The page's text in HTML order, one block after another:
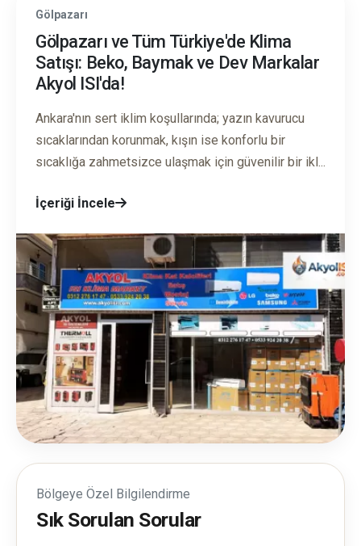
Gölpazarı
Gölpazarı ve Tüm Türkiye'de Klima
Satışı: Beko, Baymak ve Dev Markalar
Akyol ISI'da!
Ankara'nın sert iklim koşullarında; yazın kavurucu
sıcaklarından korunmak, kışın ise konforlu bir
sıcaklığa zahmetsizce ulaşmak için güvenilir bir ikl...
İçeriği İncele
Bölgeye Özel Bilgilendirme
Sık Sorulan Sorular